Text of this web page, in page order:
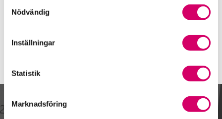
Nödvändig
Inställningar
Statistik
Marknadsföring
Kalendarium